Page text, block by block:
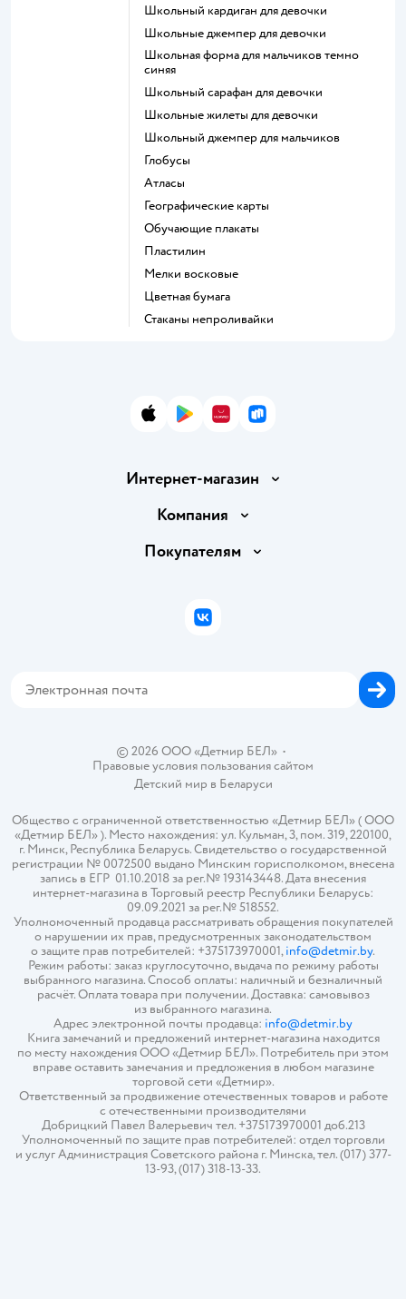
Школьный кардиган для девочки
Школьные джемпер для девочки
Школьная форма для мальчиков темно
синяя
Школьный сарафан для девочки
Школьные жилеты для девочки
Школьный джемпер для мальчиков
Глобусы
Атласы
Географические карты
Обучающие плакаты
Пластилин
Мелки восковые
Цветная бумага
Стаканы непроливайки
App StoreGoogle Play
AppGallery
RuStore
Интернет-магазин
Доставка и оплата
Правила продажи
Политика использования файлов cookie
Компания
Вакансии
Покупателям
Бонусные карты
© 2026 ООО «Детмир БЕЛ»•
Правовые условия пользования сайтом
Детский мир в Беларуси
Общество с ограниченной ответственностью «Детмир БЕЛ» ( ООО
«Детмир БЕЛ» ). Место нахождения: ул. Кульман, 3, пом. 319, 220100,
г. Минск, Республика Беларусь. Свидетельство о государственной
регистрации № 0072500 выдано Минским горисполкомом, внесена
запись в ЕГР 01.10.2018 за рег.№ 193143448. Дата внесения
интернет-магазина в Торговый реестр Республики Беларусь:
09.09.2021 за рег.№ 518552.
Уполномоченный продавца рассматривать обращения покупателей
о нарушении их прав, предусмотренных законодательством
о защите прав потребителей: +375173970001,info@detmir.by.
Режим работы: заказ круглосуточно, выдача по режиму работы
выбранного магазина. Способ оплаты: наличный и безналичный
расчёт. Оплата товара при получении. Доставка: самовывоз
из выбранного магазина.
Адрес электронной почты продавца: info@detmir.by
Книга замечаний и предложений интернет-магазина находится
по месту нахождения ООО «Детмир БЕЛ». Потребитель при этом
вправе оставить замечания и предложения в любом магазине
торговой сети «Детмир».
Ответственный за продвижение отечественных товаров и работе
с отечественными производителями
Добрицкий Павел Валерьевич тел. +375173970001 доб.213
Уполномоченный по защите прав потребителей: отдел торговли
и услуг Администрация Советского района г. Минска, тел. (017) 377-
13-93, (017) 318-13-33.
ВКонтакте